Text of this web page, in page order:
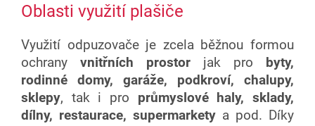
Oblasti využití plašiče
Využití odpuzovače je zcela běžnou formou
ochrany vnitřních prostor jak pro byty,
rodinné domy,
garáže, podkroví, chalupy,
sklepy, tak i pro průmyslové haly, sklady,
dílny, restaurace, supermarkety a pod. Díky